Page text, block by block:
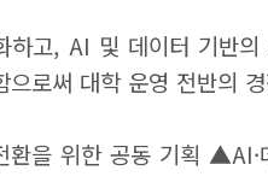
고, AI 및 데이터 기반
로써 대학 운영 전반의
을 위한 공동 기획 ▲AI·